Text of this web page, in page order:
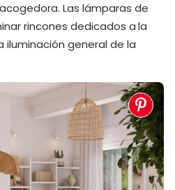
Las lámparas de
rincones dedicados a la
iluminación general de la